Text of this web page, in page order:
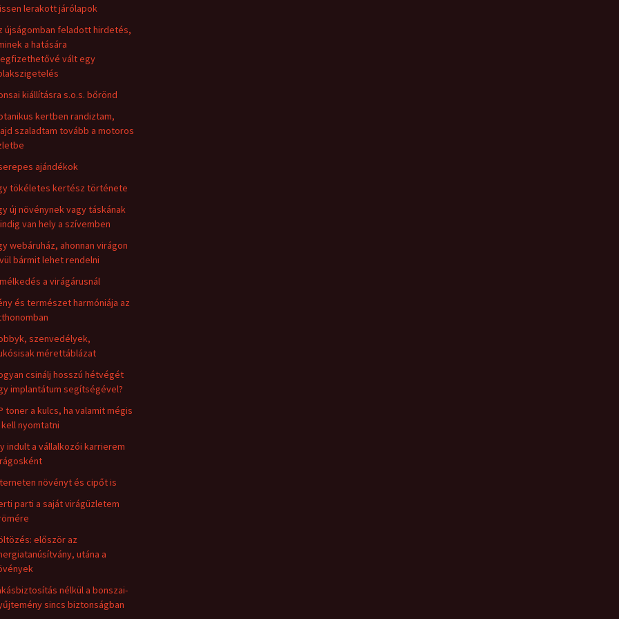
lerakott járólapok
újságomban feladott hirdetés,
a hatására
vált egy
kiállításra s.o.s. bőrönd
kertben randiztam,
szaladtam tovább a motoros
ajándékok
tökéletes kertész története
új növénynek vagy táskának
van hely a szívemben
webáruház, ahonnan virágon
bármit lehet rendelni
a virágárusnál
és természet harmóniája az
szenvedélyek,
mérettáblázat
csinálj hosszú hétvégét
implantátum segítségével?
toner a kulcs, ha valamit mégis
nyomtatni
indult a vállalkozói karrierem
növényt és cipőt is
parti a saját virágüzletem
először az
utána a
nélkül a bonszai-
sincs biztonságban